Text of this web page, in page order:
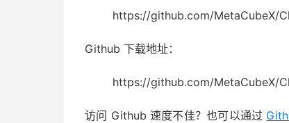
https://github.com/MetaCubeX/
Github 下载地址：
https://github.com/MetaCubeX/
访问 Github 速度不佳？也可以通过